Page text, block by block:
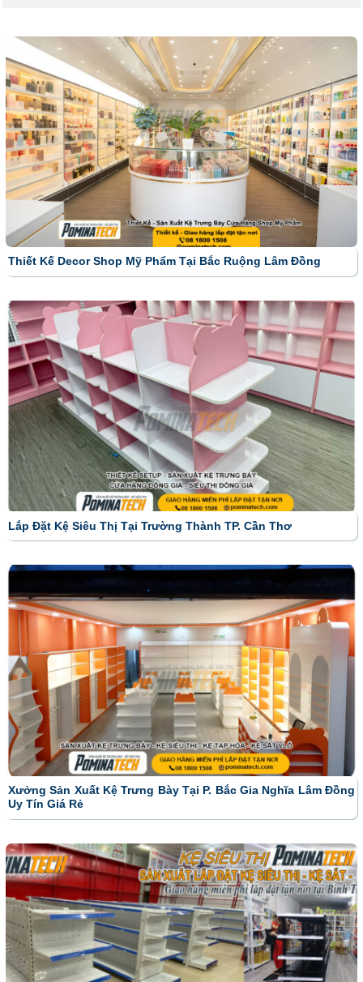
Thiết Kế Decor Shop Mỹ Phẩm Tại Bắc Ruộng Lâm Đồng
Lắp Đặt Kệ Siêu Thị Tại Trường Thành TP. Cần Thơ
Xưởng Sản Xuất Kệ Trưng Bày Tại P. Bắc Gia Nghĩa Lâm Đồng
Uy Tín Giá Rẻ